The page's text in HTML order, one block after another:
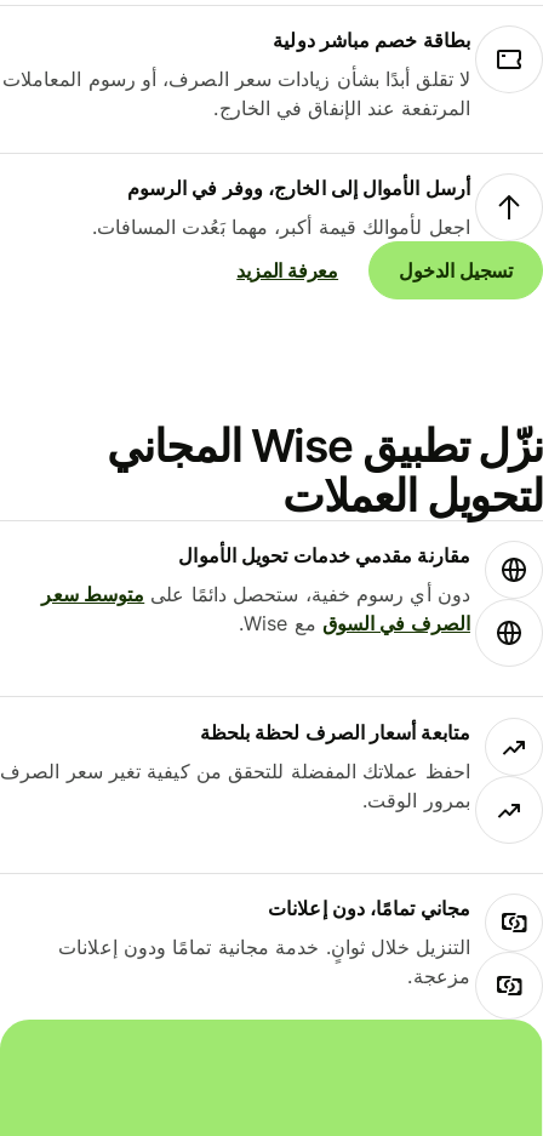
بطاقة خصم مباشر دولية
لا تقلق أبدًا بشأن زيادات سعر الصرف، أو رسوم المعاملات
المرتفعة عند الإنفاق في الخارج.
أرسل الأموال إلى الخارج، ووفر في الرسوم
اجعل لأموالك قيمة أكبر، مهما بَعُدت المسافات.
تسجيل الدخول
معرفة المزيد
نزّل تطبيق Wise المجاني
العملات
مقارنة مقدمي خدمات تحويل الأموال
دون أي رسوم خفية، ستحصل دائمًا علىمتوسط ​​سعر
الصرف في السوقمع Wise.
متابعة أسعار الصرف لحظة بلحظة
احفظ عملاتك المفضلة للتحقق من كيفية تغير سعر الصرف
بمرور الوقت.
مجاني تمامًا، دون إعلانات
التنزيل خلال ثوانٍ. خدمة مجانية تمامًا ودون إعلانات
مزعجة.